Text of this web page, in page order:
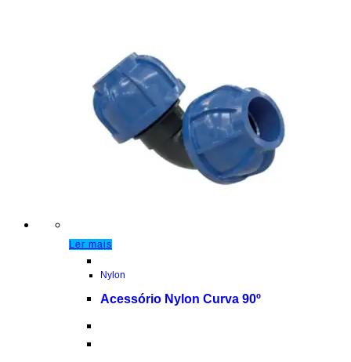
Ler mais
Nylon
Acessório Nylon Curva 90º